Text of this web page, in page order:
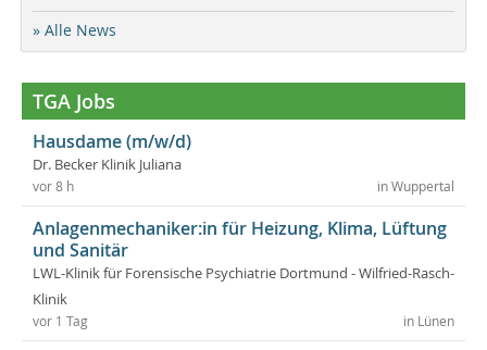
» Alle News
TGA Jobs
Hausdame (m/w/d)
Dr. Becker Klinik Juliana
in Wuppertal
vor 8 h
Anlagenmechaniker:in für Heizung, Klima, Lüftung
und Sanitär
LWL-Klinik für Forensische Psychiatrie Dortmund - Wilfried-Rasch-
Klinik
in Lünen
vor 1 Tag